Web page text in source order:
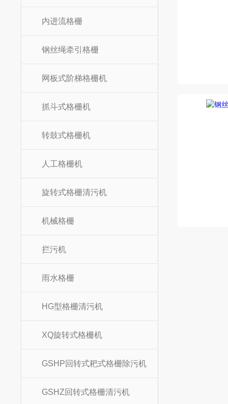
内进流格栅
钢丝绳牵引格栅
网板式阶梯格栅机
抓斗式格栅机
转鼓式格栅机
人工格栅机
旋转式格栅清污机
机械格栅
拦污机
雨水格栅
HG型格栅清污机
XQ旋转式格栅机
GSHP回转式耙式格栅除污机
GSHZ回转式格栅清污机